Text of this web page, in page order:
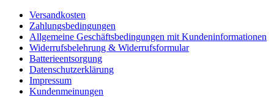
Versandkosten
Zahlungsbedingungen
Allgemeine Geschäftsbedingungen mit Kundeninformationen
Widerrufsbelehrung & Widerrufsformular
Batterieentsorgung
Datenschutzerklärung
Impressum
Kundenmeinungen